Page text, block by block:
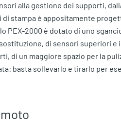
alla gestione dei supporti,
di stampa è appositamente
PEX-2000 è dotato di uno
di sensori superiori e
di un maggiore spazio per la
basta sollevarlo e tirarlo per